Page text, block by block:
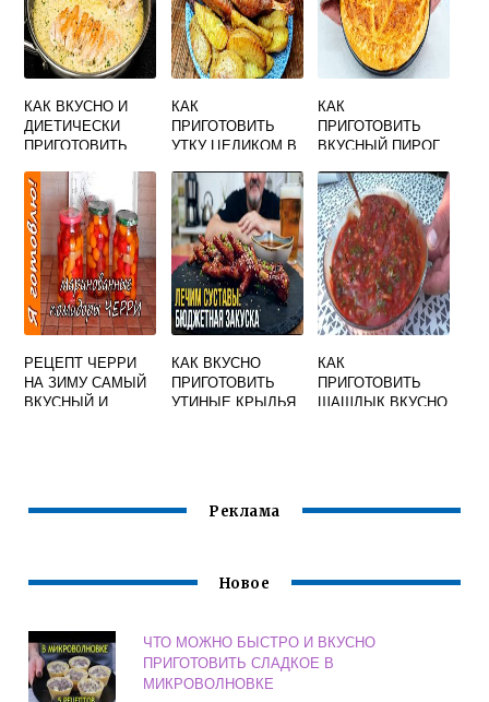
КАК ВКУСНО И
ДИЕТИЧЕСКИ
ПРИГОТОВИТЬ
НА СКОВОРОДЕ
КАК
ПРИГОТОВИТЬ
УТКУ ЦЕЛИКОМ В
КАК
ПРИГОТОВИТЬ
ВКУСНЫЙ ПИРОГ
ДРОЖЖЕВОГО
ТЕСТА В
ДУХОВКЕ
РЕЦЕПТ ЧЕРРИ
НА ЗИМУ САМЫЙ
ВКУСНЫЙ И
КАК ВКУСНО
ПРИГОТОВИТЬ
УТИНЫЕ КРЫЛЬЯ
КАК
ПРИГОТОВИТЬ
ШАШЛЫК ВКУСНО
Реклама
Новое
ЧТО МОЖНО БЫСТРО И ВКУСНО
ПРИГОТОВИТЬ СЛАДКОЕ В
МИКРОВОЛНОВКЕ